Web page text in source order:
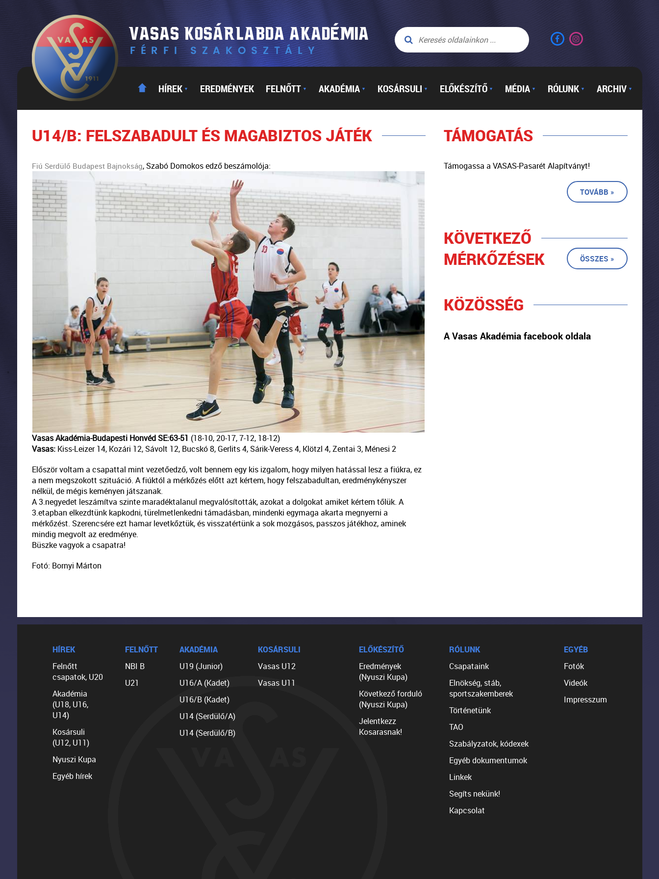
HÍREK ▼ EREDMÉNYEK FELNŐTT ▼ AKADÉMIA ▼ KOSÁRSULI ▼ ELŐKÉSZÍTŐ ▼ MÉDIA ▼ RÓLUNK ▼ ARCHIV ▼
U14/B: FELSZABADULT ÉS MAGABIZTOS JÁTÉK
Fiú Serdülő Budapest Bajnokság, Szabó Domokos edző beszámolója:
Vasas Akadémia-Budapesti Honvéd SE:63-51 (18-10, 20-17, 7-12, 18-12)
Vasas:Kiss-Leizer 14, Kozári 12, Sávolt 12, Bucskó 8, Gerlits 4, Sárik-Veress 4, Klötzl 4, Zentai 3, Ménesi 2
Először voltam a csapattal mint vezetőedző, volt bennem egy kis izgalom, hogy milyen hatással lesz a fiúkra, ez
a nem megszokott szituáció. A fiúktól a mérkőzés előtt azt kértem, hogy felszabadultan, eredménykényszer
nélkül, de mégis keményen játszanak.
A 3.negyedet leszámítva szinte maradéktalanul megvalósították, azokat a dolgokat amiket kértem tőlük. A
3.etapban elkezdtünk kapkodni, türelmetlenkedni támadásban, mindenki egymaga akarta megnyerni a
mérkőzést. Szerencsére ezt hamar levetkőztük, és visszatértünk a sok mozgásos, passzos játékhoz, aminek
mindig megvolt az eredménye.
Büszke vagyok a csapatra!
Fotó: Bornyi Márton
TÁMOGATÁS
Támogassa a VASAS-Pasarét Alapítványt!
TOVÁBB »
KÖVETKEZŐ
MÉRKŐZÉSEK
ÖSSZES »
KÖZÖSSÉG
A Vasas Akadémia facebook oldala
HÍREK
Felnőtt
csapatok, U20
Akadémia
(U18, U16,
U14)
Kosársuli
(U12, U11)
Nyuszi Kupa
Egyéb hírek
FELNŐTT
NBI B
U21
AKADÉMIA
U19 (Junior)
U16/A (Kadet)
U16/B (Kadet)
U14 (Serdülő/A)
U14 (Serdülő/B)
KOSÁRSULI
Vasas U12
Vasas U11
ELŐKÉSZÍTŐ
Eredmények
(Nyuszi Kupa)
Következő forduló
(Nyuszi Kupa)
Jelentkezz
Kosarasnak!
RÓLUNK
Csapataink
Elnökség, stáb,
sportszakemberek
Történetünk
TAO
Szabályzatok, kódexek
Egyéb dokumentumok
Linkek
Segíts nekünk!
Kapcsolat
EGYÉB
Fotók
Videók
Impresszum